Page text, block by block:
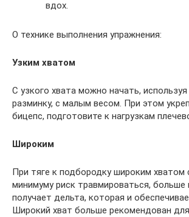
вдох.
О технике выполнения упражнения:
Узким хватом
С узкого хвата можно начать, используя
разминку, с малым весом. При этом
бицепс, подготовите к нагрузкам
Широким
При тяге к подбородку широким хватом
минимуму риск травмироваться, больше
получает дельта, которая и
Широкий хват больше рекомендован